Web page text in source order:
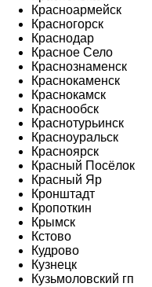
Красноармейск
Красногорск
Краснодар
Красное Село
Краснознаменск
Краснокаменск
Краснокамск
Краснообск
Краснотурьинск
Красноуральск
Красноярск
Красный Посёлок
Красный Яр
Кронштадт
Кропоткин
Крымск
Кстово
Кудрово
Кузнецк
Кузьмоловский гп